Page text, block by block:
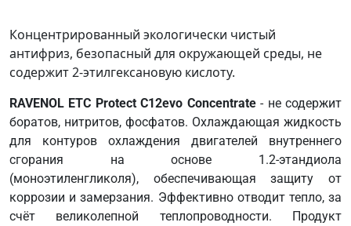
BS
6580:2010
(GB)
CES
14603
CUNA
NC
956-16
(Italien)
Deutz
Концентрированный экологически чистый
антифриз, безопасный для окружающей среды, не
содержит 2-этилгексановую кислоту.
RAVENOL ETC Protect C12evo Concentrate- не содержит
боратов, нитритов, фосфатов. Охлаждающая жидкость
для контуров охлаждения двигателей внутреннего
сгорания на основе 1.2-этандиола
(моноэтиленгликоля), обеспечивающая защиту от
коррозии и замерзания. Эффективно отводит тепло, за
счёт великолепной теплопроводности. Продукт